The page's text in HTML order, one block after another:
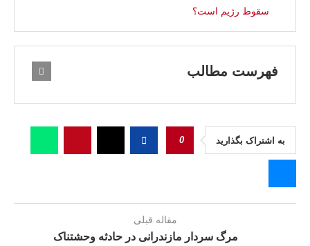
سقوط رژیم است؟
فهرست مطالب
به اشتراک بگذارید 0
مقاله قبلی
مرگ سردار مازندرانی در حادثه وحشتناک